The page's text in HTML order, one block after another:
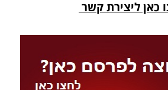
כאן ליצירת קשר